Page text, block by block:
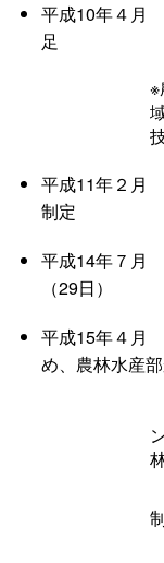
平成10年４ 月
足
※
平成11年２ 月
制定
平成14年７ 月
（29日）
平成15年４ 月
め、農林水産